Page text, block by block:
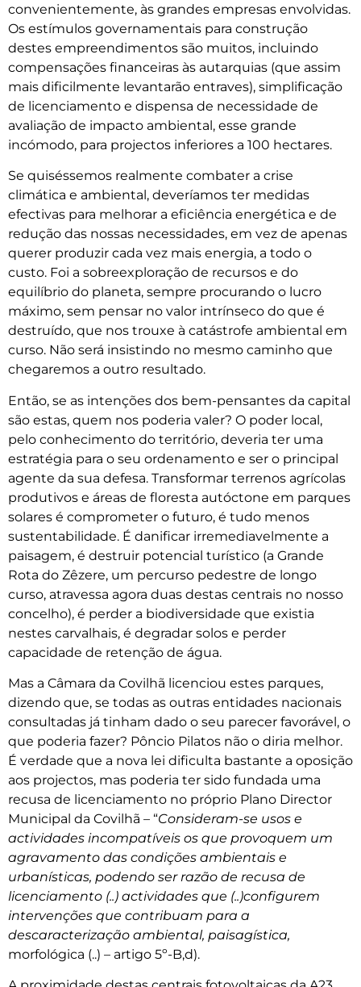
convenientemente, às grandes empresas envolvidas.
Os estímulos governamentais para construção
destes empreendimentos são muitos, incluindo
compensações financeiras às autarquias (que assim
mais dificilmente levantarão entraves), simplificação
de licenciamento e dispensa de necessidade de
avaliação de impacto ambiental, esse grande
incómodo, para projectos inferiores a 100 hectares.
Se quiséssemos realmente combater a crise
climática e ambiental, deveríamos ter medidas
efectivas para melhorar a eficiência energética e de
redução das nossas necessidades, em vez de apenas
querer produzir cada vez mais energia, a todo o
custo. Foi a sobreexploração de recursos e do
equilíbrio do planeta, sempre procurando o lucro
máximo, sem pensar no valor intrínseco do que é
destruído, que nos trouxe à catástrofe ambiental em
curso. Não será insistindo no mesmo caminho que
chegaremos a outro resultado.
Então, se as intenções dos bem-pensantes da capital
são estas, quem nos poderia valer? O poder local,
pelo conhecimento do território, deveria ter uma
estratégia para o seu ordenamento e ser o principal
agente da sua defesa. Transformar terrenos agrícolas
produtivos e áreas de floresta autóctone em parques
solares é comprometer o futuro, é tudo menos
sustentabilidade. É danificar irremediavelmente a
paisagem, é destruir potencial turístico (a Grande
Rota do Zêzere, um percurso pedestre de longo
curso, atravessa agora duas destas centrais no nosso
concelho), é perder a biodiversidade que existia
nestes carvalhais, é degradar solos e perder
capacidade de retenção de água.
Mas a Câmara da Covilhã licenciou estes parques,
dizendo que, se todas as outras entidades nacionais
consultadas já tinham dado o seu parecer favorável, o
que poderia fazer? Pôncio Pilatos não o diria melhor.
É verdade que a nova lei dificulta bastante a oposição
aos projectos, mas poderia ter sido fundada uma
recusa de licenciamento no próprio Plano Director
Municipal da Covilhã – “Consideram-se usos e
actividades incompatíveis os que provoquem um
agravamento das condições ambientais e
urbanísticas, podendo ser razão de recusa de
licenciamento (..) actividades que (..)configurem
intervenções que contribuam para a
descaracterização ambiental, paisagística,
morfológica (..) – artigo 5º-B,d).